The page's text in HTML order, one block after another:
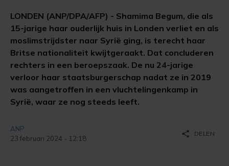
LONDEN (ANP/DPA/AFP) - Shamima Begum, die als
15-jarige haar ouderlijk huis in Londen verliet en als
moslimstrijdster naar Syrië ging, is terecht haar
Britse nationaliteit kwijtgeraakt. Dat concluderen
rechters in een beroepszaak. De nu 24-jarige
verloor haar staatsburgerschap nadat ze in 2019
was aangetroffen in een vluchtelingenkamp in
Syrië, waar ze nog steeds leeft.
ANP
23 februari 2024 - 12:18
share DELEN